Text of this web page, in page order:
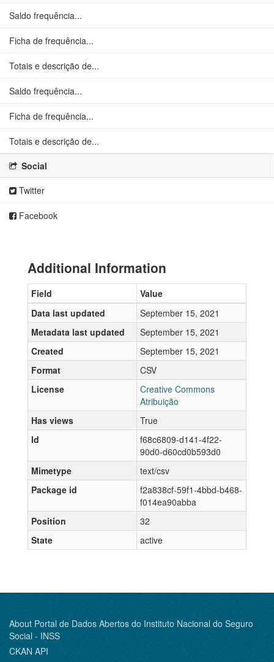
Saldo frequência...
Ficha de frequência...
Totais e descrição de...
Saldo frequência...
Ficha de frequência...
Totais e descrição de...
Social
Twitter
Facebook
Additional Information
Field
Value
Data last updated
September 15, 2021
Metadata last updated
September 15, 2021
Created
September 15, 2021
Format
CSV
License
Creative Commons
Atribuição
Has views
True
Id
f68c6809-d141-4f22-
90d0-d60cd0b593d0
Mimetype
text/csv
Package id
f2a838cf-59f1-4bbd-b468-
f014ea90abba
Position
32
State
active
About Portal de Dados Abertos do Instituto Nacional do Seguro
Social - INSS
CKAN API